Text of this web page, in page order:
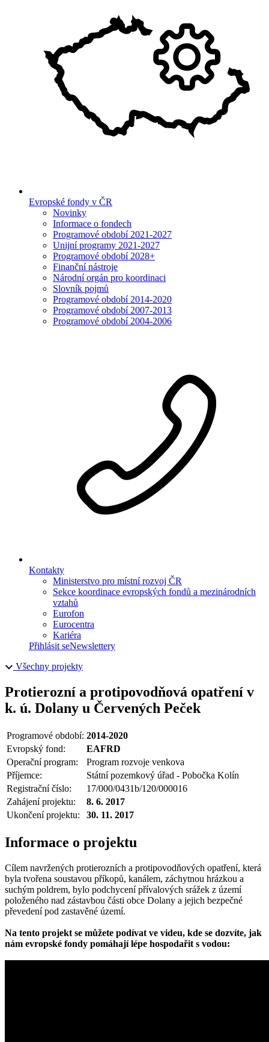
Evropské fondy v ČR
Novinky
Informace o fondech
Programové období 2021-2027
Unijní programy 2021-2027
Programové období 2028+
Finanční nástroje
Národní orgán pro koordinaci
Slovník pojmů
Programové období 2014-2020
Programové období 2007-2013
Programové období 2004-2006
Kontakty
Ministerstvo pro místní rozvoj ČR
Sekce koordinace evropských fondů a mezinárodních
vztahů
Eurofon
Eurocentra
Kariéra
Přihlásit seNewslettery
Všechny projekty
Protierozní a protipovodňová opatření v
k. ú. Dolany u Červených Peček
Programové období: 2014-2020
Evropský fond:
EAFRD
Operační program:
Program rozvoje venkova
Příjemce:
Státní pozemkový úřad - Pobočka Kolín
Registrační číslo:
17/000/0431b/120/000016
Zahájení projektu:
8. 6. 2017
Ukončení projektu:
30. 11. 2017
Informace o projektu
Cílem navržených protierozních a protipovodňových opatření, která
byla tvořena soustavou příkopů, kanálem, záchytnou hrázkou a
suchým poldrem, bylo podchycení přívalových srážek z území
položeného nad zástavbou části obce Dolany a jejich bezpečné
převedení pod zastavěné území.
Na tento projekt se můžete podívat ve videu, kde se dozvíte, jak
nám evropské fondy pomáhají lépe hospodařit s vodou: